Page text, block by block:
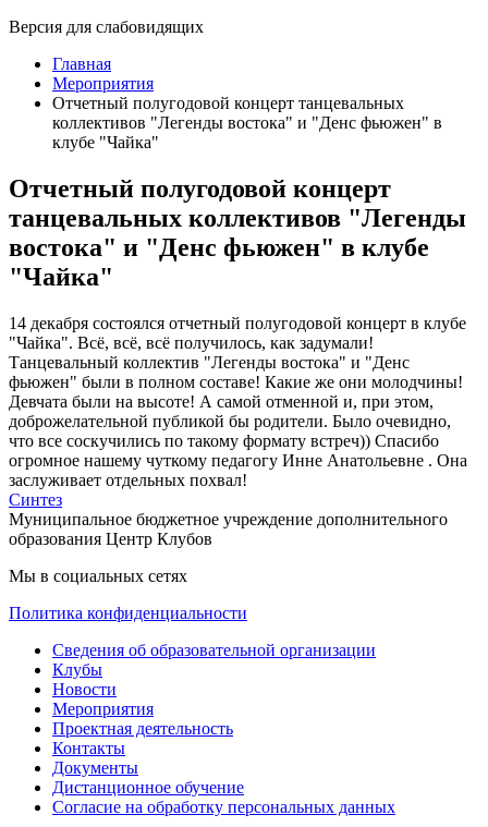
Версия для слабовидящих
Главная
Мероприятия
Отчетный полугодовой концерт танцевальных
коллективов "Легенды востока" и "Денс фьюжен" в
клубе "Чайка"
Отчетный полугодовой концерт
танцевальных коллективов "Легенды
востока" и "Денс фьюжен" в клубе
"Чайка"
14 декабря состоялся отчетный полугодовой концерт в клубе
"Чайка". Всё, всё, всё получилось, как задумали!
Танцевальный коллектив "Легенды востока" и "Денс
фьюжен" были в полном составе! Какие же они молодчины!
Девчата были на высоте! А самой отменной и, при этом,
доброжелательной публикой бы родители. Было очевидно,
что все соскучились по такому формату встреч)) Спасибо
огромное нашему чуткому педагогу Инне Анатольевне . Она
заслуживает отдельных похвал!
Синтез
Муниципальное бюджетное учреждение дополнительного
образования Центр Клубов
Мы в социальных сетях
Политика конфиденциальности
Сведения об образовательной организации
Клубы
Новости
Мероприятия
Проектная деятельность
Контакты
Документы
Дистанционное обучение
Согласие на обработку персональных данных